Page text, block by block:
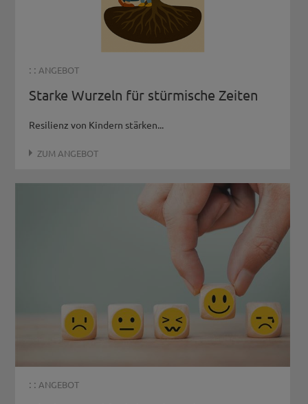
: : ANGEBOT
Starke Wurzeln für stürmische Zeiten
Resilienz von Kindern stärken...
ZUM ANGEBOT
: : ANGEBOT